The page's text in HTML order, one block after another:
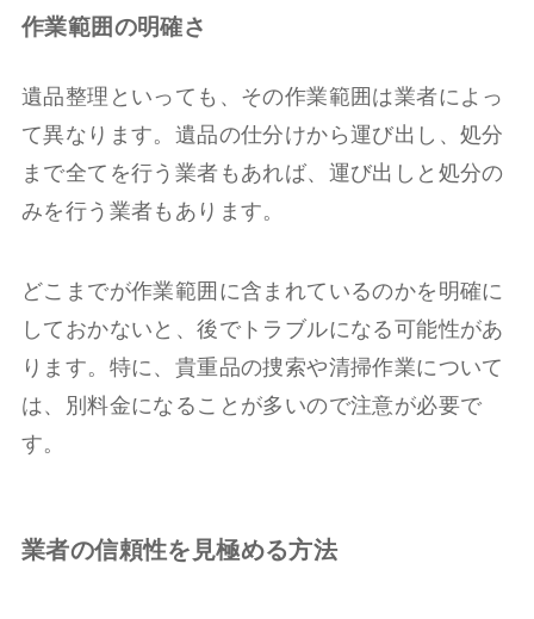
作業範囲の明確さ
遺品整理といっても、その作業範囲は業者によっ
て異なります。遺品の仕分けから運び出し、処分
まで全てを行う業者もあれば、運び出しと処分の
みを行う業者もあります。
どこまでが作業範囲に含まれているのかを明確に
しておかないと、後でトラブルになる可能性があ
ります。特に、貴重品の捜索や清掃作業について
は、別料金になることが多いので注意が必要で
す。
業者の信頼性を見極める方法